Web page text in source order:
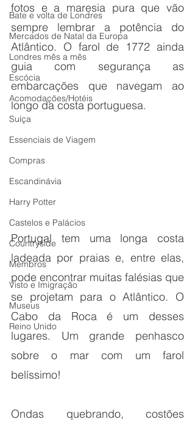
Bate e volta de Londres
Mercados de Natal da Europa
Londres mês a mês
Escócia
Acomodações/Hotéis
Suíça
Essenciais de Viagem
Compras
Escandinávia
Harry Potter
Castelos e Palácios
Countryside
Membros
Visto e Imigração
Museus
Reino Unido
fotos e a maresia pura que vão
sempre lembrar a potência do
Atlântico. O farol de 1772 ainda
guia com segurança as
embarcações que navegam ao
longo da costa portuguesa.
Portugal tem uma longa costa
ladeada por praias e, entre elas,
pode encontrar muitas falésias que
se projetam para o Atlântico. O
Cabo da Roca é um desses
lugares. Um grande penhasco
sobre o mar com um farol
belíssimo!
Ondas quebrando, costões